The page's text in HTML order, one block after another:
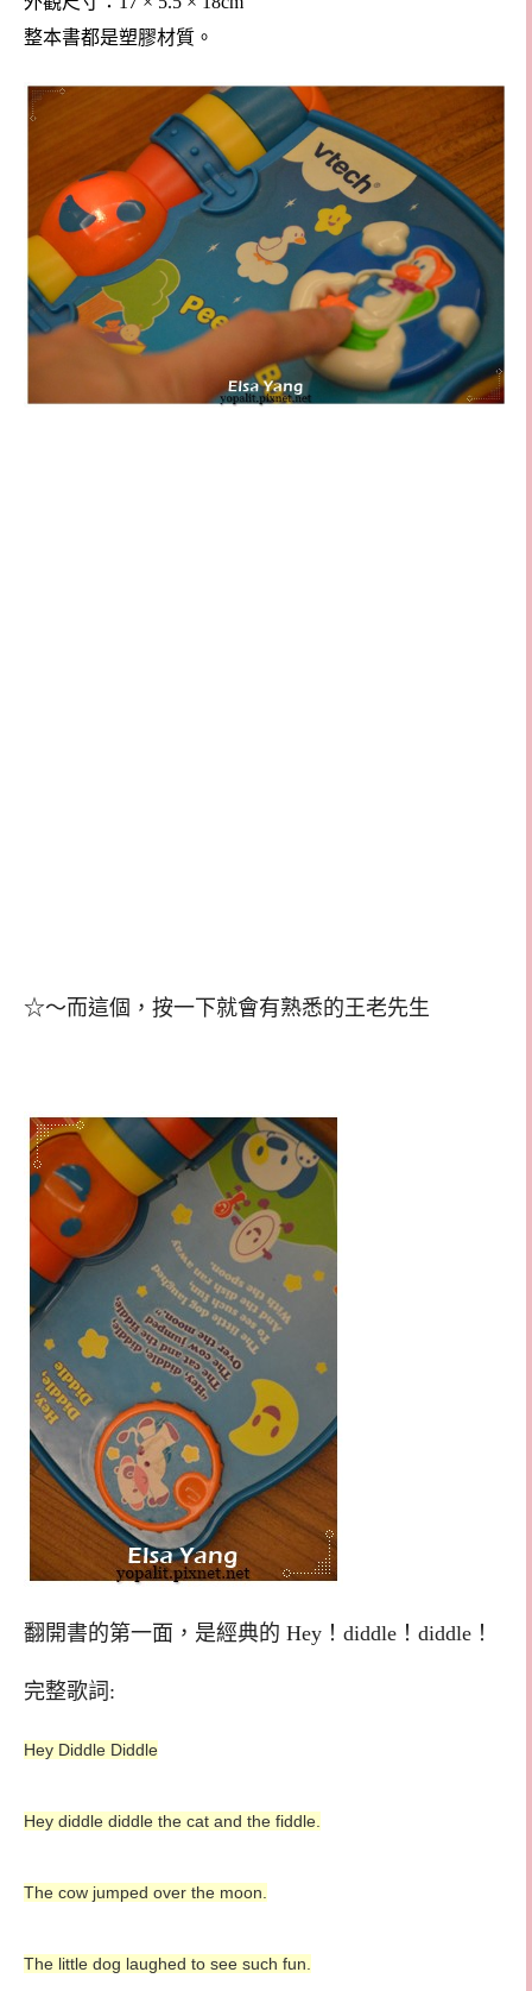
整本書都是塑膠材質。
☆～而這個，按一下就會有熟悉的王老先生
翻開書的第一面，是經典的 Hey！diddle！diddle！
完整歌詞:
Hey Diddle Diddle
Hey diddle diddle the cat and the fiddle.
The cow jumped over the moon.
The little dog laughed to see such fun.